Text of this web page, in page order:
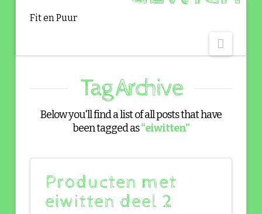
Fit en Puur
Tag Archive
Below you'll find a list of all posts that have
been tagged as“eiwitten”
Producten met
eiwitten deel 2